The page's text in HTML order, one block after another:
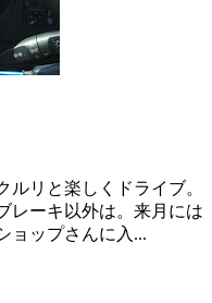
リと楽しくドライブ。
レーキ以外は。来月には
ョップさんに入...